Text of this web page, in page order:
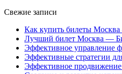
Свежие записи
Как купить билеты
Лучший билет Москва —
Эффективное управление
Эффективные стратегии
Эффективное продвижение